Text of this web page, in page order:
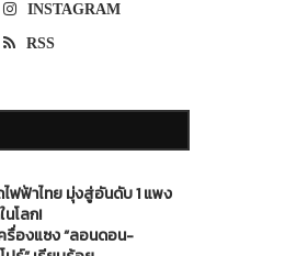
INSTAGRAM
RSS
ไฟฟ้าไทย มุ่งสู่อันดับ 1 แพง
นโลก!
ครื่องแซง “ลอนดอน-